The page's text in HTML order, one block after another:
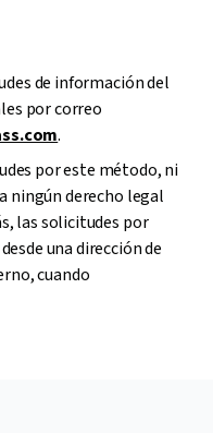
de información del
por correo
.
por este método, ni
ningún derecho legal
las solicitudes por
una dirección de
cuando